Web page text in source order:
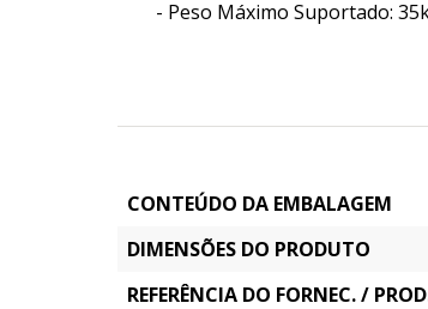
- Peso Máximo Suportado:
CONTEÚDO DA EMBALAGEM
DIMENSÕES DO PRODUTO
REFERÊNCIA DO FORNEC. /